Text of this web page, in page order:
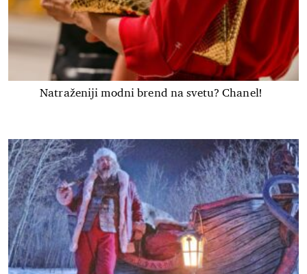
Natraženiji modni brend na svetu? Chanel!